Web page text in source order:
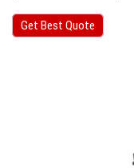
Get Best Quote